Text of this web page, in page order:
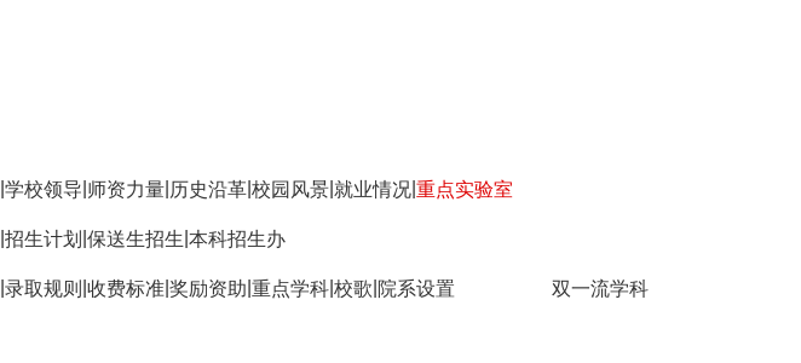
|学校领导 师资力量 历史沿革 |校园风景 就业情况 |重点实验室
|招生计划 |保送生招生 |本科招生办
|录取规则 |收费标准 |奖励资助 |重点学科 |校歌 院系设置 双一流学科